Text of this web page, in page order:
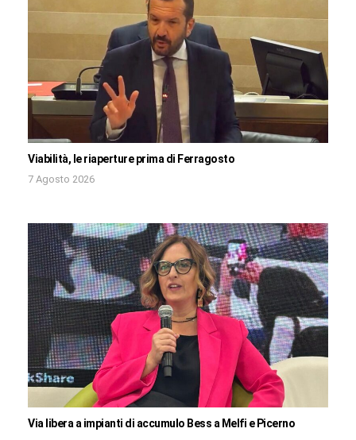
Viabilità, le riaperture prima di Ferragosto
7 Agosto 2026
Via libera a impianti di accumulo Bess a Melfi e Picerno